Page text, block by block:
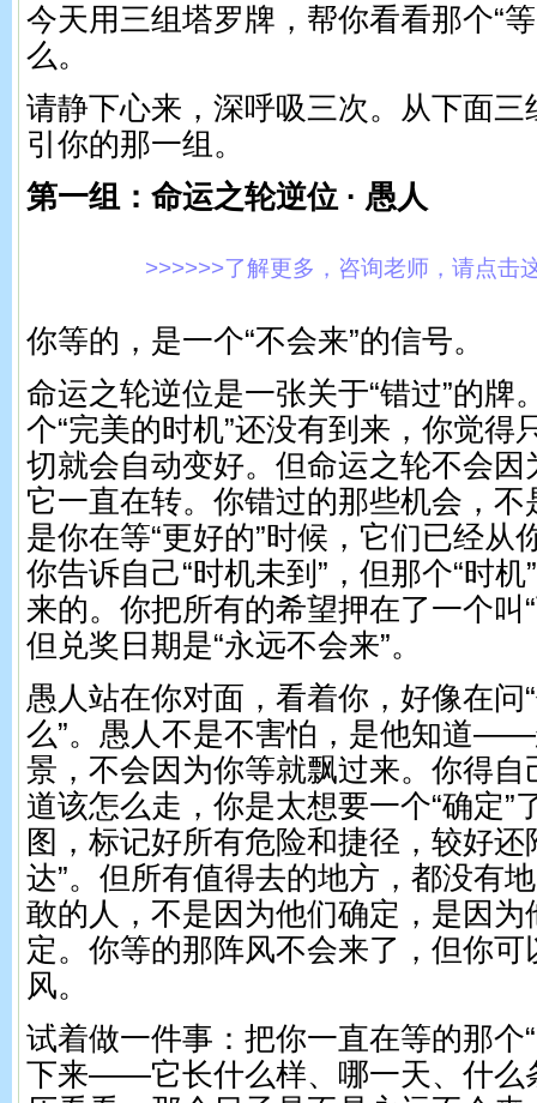
今天用三组塔罗牌，帮你看看那个“
么。
请静下心来，深呼吸三次。从下面三
引你的那一组。
第一组：命运之轮逆位 · 愚人
>>>>>>了解更多，咨询老师，请点击
你等的，是一个“不会来”的信号。
命运之轮逆位是一张关于“错过”的牌
个“完美的时机”还没有到来，你觉得
切就会自动变好。但命运之轮不会因
它一直在转。你错过的那些机会，
是你在等“更好的”时候，它们已经从
你告诉自己“时机未到”，但那个“时
来的。你把所有的希望押在了一个叫
但兑奖日期是“永远不会来”。
愚人站在你对面，看着你，好像在问
么”。愚人不是不害怕，是他知道
景，不会因为你等就飘过来。你得自
道该怎么走，你是太想要一个“确定”
图，标记好所有危险和捷径，较好还
达”。但所有值得去的地方，都没有
敢的人，不是因为他们确定，是因为
定。你等的那阵风不会来了，但你
风。
试着做一件事：把你一直在等的那个
下来——它长什么样、哪一天、什么